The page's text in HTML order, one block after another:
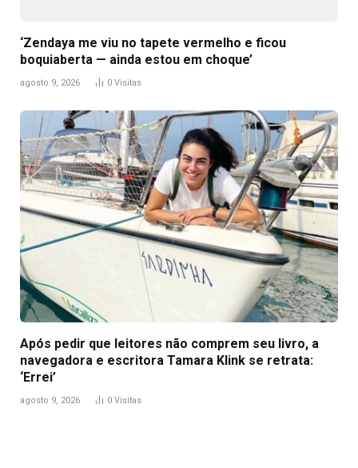
‘Zendaya me viu no tapete vermelho e ficou
boquiaberta — ainda estou em choque’
agosto 9, 2026 0 Visitas
Após pedir que leitores não comprem seu livro, a
navegadora e escritora Tamara Klink se retrata:
‘Errei’
agosto 9, 2026 0 Visitas